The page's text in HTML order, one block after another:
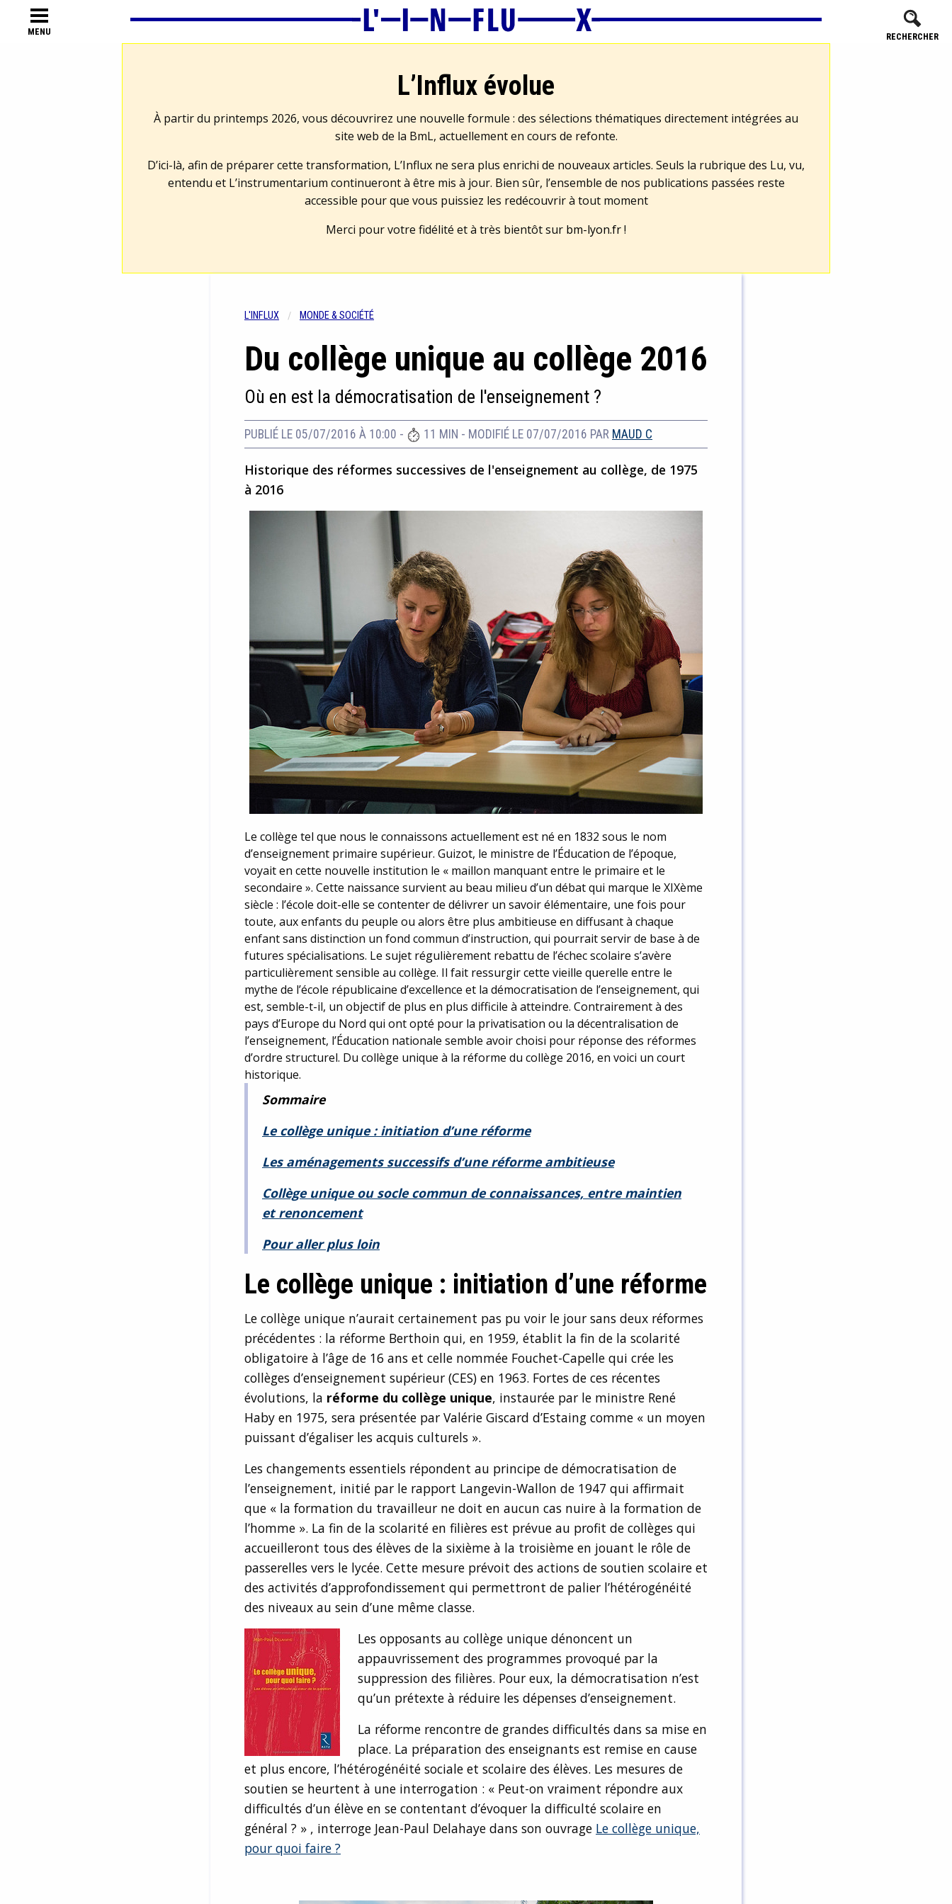
MENU RECHERCHER
L’Influx évolue
À partir du printemps 2026, vous découvrirez une nouvelle formule : des sélections thématiques directement intégrées au
site web de la BmL, actuellement en cours de refonte.
D’ici-là, afin de préparer cette transformation, L’Influx ne sera plus enrichi de nouveaux articles. Seuls la rubrique des Lu, vu,
entendu et L’instrumentarium continueront à être mis à jour. Bien sûr, l’ensemble de nos publications passées reste
accessible pour que vous puissiez les redécouvrir à tout moment
Merci pour votre fidélité et à très bientôt sur bm-lyon.fr!
L'INFLUX MONDE & SOCIÉTÉ
Du collège unique au collège 2016
Où en est la démocratisation de l'enseignement ?
PUBLIÉ LE 05/07/2016 À 10:00 - 11 MIN - MODIFIÉ LE 07/07/2016 PAR MAUD C
Historique des réformes successives de l'enseignement au collège, de 1975
à 2016
Le collège tel que nous le connaissons actuellement est né en 1832 sous le nom
d’enseignement primaire supérieur. Guizot, le ministre de l’Éducation de l’époque,
voyait en cette nouvelle institution le « maillon manquant entre le primaire et le
secondaire ». Cette naissance survient au beau milieu d’un débat qui marque le XIXème
siècle : l’école doit-elle se contenter de délivrer un savoir élémentaire, une fois pour
toute, aux enfants du peuple ou alors être plus ambitieuse en diffusant à chaque
enfant sans distinction un fond commun d’instruction, qui pourrait servir de base à de
futures spécialisations. Le sujet régulièrement rebattu de l’échec scolaire s’avère
particulièrement sensible au collège. Il fait ressurgir cette vieille querelle entre le
mythe de l’école républicaine d’excellence et la démocratisation de l’enseignement, qui
est, semble-t-il, un objectif de plus en plus difficile à atteindre. Contrairement à des
pays d’Europe du Nord qui ont opté pour la privatisation ou la décentralisation de
l’enseignement, l’Éducation nationale semble avoir choisi pour réponse des réformes
d’ordre structurel. Du collège unique à la réforme du collège 2016, en voici un court
historique.
Sommaire
Le collège unique : initiation d’une réforme
Les aménagements successifs d’une réforme ambitieuse
Collège unique ou socle commun de connaissances, entre maintien
et renoncement
Pour aller plus loin
Le collège unique : initiation d’une réforme
Le collège unique n’aurait certainement pas pu voir le jour sans deux réformes
précédentes : la réforme Berthoin qui, en 1959, établit la fin de la scolarité
obligatoire à l’âge de 16 ans et celle nommée Fouchet-Capelle qui crée les
collèges d’enseignement supérieur (CES) en 1963. Fortes de ces récentes
évolutions, la réforme du collège unique, instaurée par le ministre René
Haby en 1975, sera présentée par Valérie Giscard d’Estaing comme « un moyen
puissant d’égaliser les acquis culturels ».
Les changements essentiels répondent au principe de démocratisation de
l’enseignement, initié par le rapport Langevin-Wallon de 1947 qui affirmait
que « la formation du travailleur ne doit en aucun cas nuire à la formation de
l’homme ». La fin de la scolarité en filières est prévue au profit de collèges qui
accueilleront tous des élèves de la sixième à la troisième en jouant le rôle de
passerelles vers le lycée. Cette mesure prévoit des actions de soutien scolaire et
des activités d’approfondissement qui permettront de palier l’hétérogénéité
des niveaux au sein d’une même classe.
Les opposants au collège unique dénoncent un
appauvrissement des programmes provoqué par la
suppression des filières. Pour eux, la démocratisation n’est
qu’un prétexte à réduire les dépenses d’enseignement.
La réforme rencontre de grandes difficultés dans sa mise en
place. La préparation des enseignants est remise en cause
et plus encore, l’hétérogénéité sociale et scolaire des élèves. Les mesures de
soutien se heurtent à une interrogation : « Peut-on vraiment répondre aux
difficultés d’un élève en se contentant d’évoquer la difficulté scolaire en
général ? » , interroge Jean-Paul Delahaye dans son ouvrage Le collège unique,
pour quoi faire ?